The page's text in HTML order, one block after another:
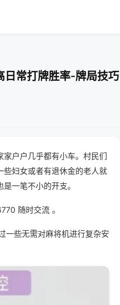
日常打牌胜率-牌局技巧
户户几乎都有小车。村民们
些妇女或者有退休金的老人就
一笔不小的开支。
随时交流 。
一些无需对麻将机进行复杂安